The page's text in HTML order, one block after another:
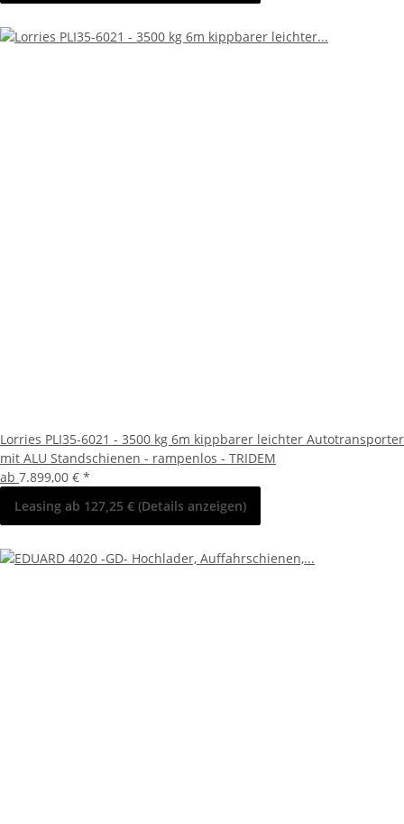
Lorries PLI35-6021 - 3500 kg 6m kippbarer leichter Autotransporter
mit ALU Standschienen - rampenlos - TRIDEM
ab 7.899,00 € *
Leasing ab 127,25 € (Details anzeigen)